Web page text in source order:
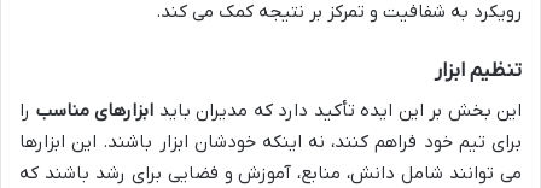
رویکرد به شفافیت و تمرکز بر نتیجه کمک می کند.
تنظیم ابزار
این بخش بر این ایده تأکید دارد که مدیران باید ابزارهای مناسب را
برای تیم خود فراهم کنند، نه اینکه خودشان ابزار باشند. این ابزارها
می توانند شامل دانش، منابع، آموزش و فضایی برای رشد باشند که